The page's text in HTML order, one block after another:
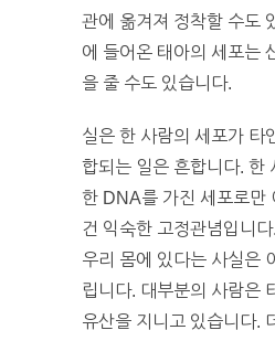
관에 옮겨져 정착할 수도
에 들어온 태아의 세포는
을 줄 수도 있습니다.
실은 한 사람의 세포가 타
합되는 일은 흔합니다. 한
한 DNA를 가진 세포로만
건 익숙한 고정관념입니
우리 몸에 있다는 사실은
립니다. 대부분의 사람은
유산을 지니고 있습니다.